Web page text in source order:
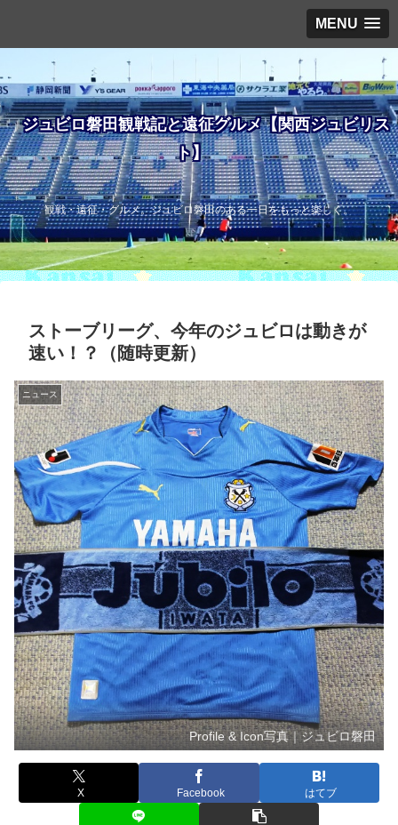
MENU
ジュビロ磐田観戦記と遠征グルメ【関西ジュビリス
ト】
観戦・遠征・グルメ。ジュビロ磐田のある一日をもっと楽しく。
ストーブリーグ、今年のジュビロは動きが
速い！？（随時更新）
ニュース
Profile & Icon写真｜ジュビロ磐田
X Facebook はてブ